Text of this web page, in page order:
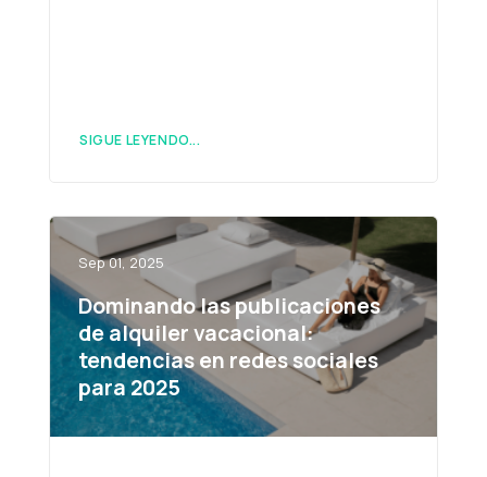
SIGUE LEYENDO...
Sep 01, 2025
Dominando las publicaciones
de alquiler vacacional:
tendencias en redes sociales
para 2025